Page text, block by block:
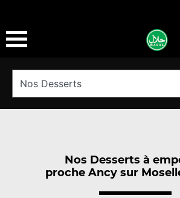
Nos Desserts à
proche Ancy sur